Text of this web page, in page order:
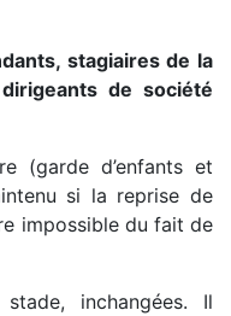
stagiaires de la
de société
(garde d’enfants et
si la reprise de
impossible du fait de
inchangées. Il